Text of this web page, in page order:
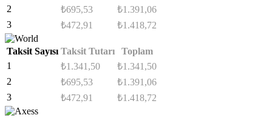
2
₺695,53 ₺1.391,06
3
₺472,91 ₺1.418,72
Taksit Sayısı Taksit Tutarı
Toplam
1
₺1.341,50 ₺1.341,50
2
₺695,53 ₺1.391,06
3
₺472,91 ₺1.418,72